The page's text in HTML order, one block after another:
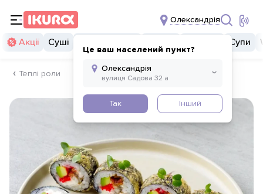
Олександрія
Це ваш населений пункт?
Так Інший
Акції Суші Супи
Теплі роли